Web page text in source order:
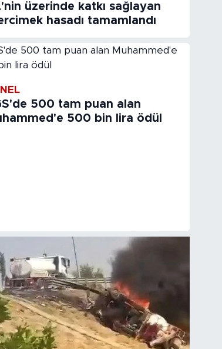
üzerinde katkı sağlayan
hasadı tamamlandı
500 tam puan alan
500 bin lira ödül